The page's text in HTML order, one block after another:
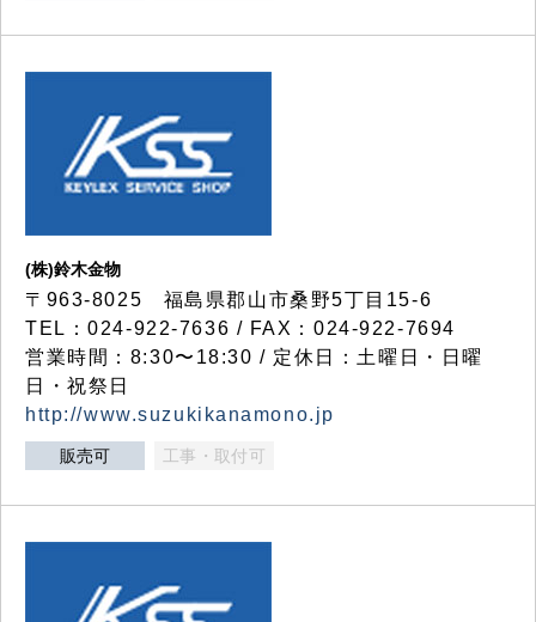
(株)鈴木金物
〒963-8025 福島県郡山市桑野5丁目15-6
TEL：024-922-7636 / FAX：024-922-7694
営業時間：8:30〜18:30 / 定休日：土曜日・日曜
日・祝祭日
http://www.suzukikanamono.jp
販売可 工事・取付可